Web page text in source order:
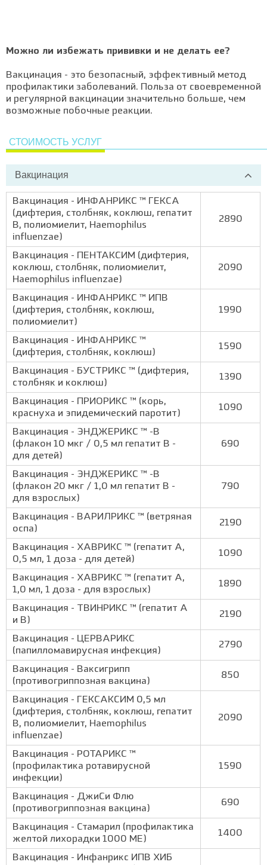
Можно ли избежать прививки и не делать ее?
Вакцинация - это безопасный, эффективный метод
профилактики заболеваний. Польза от своевременной
и регулярной вакцинации значительно больше, чем
возможные побочные реакции.
СТОИМОСТЬ УСЛУГ
Вакцинация
Вакцинация - ИНФАНРИКС ™ ГЕКСА
(дифтерия, столбняк, коклюш, гепатит
B, полиомиелит, Haemophilus
influenzae)
2890
Вакцинация - ПЕНТАКСИМ (дифтерия,
коклюш, столбняк, полиомиелит,
Haemophilus influenzae)
2090
Вакцинация - ИНФАНРИКС ™ ИПВ
(дифтерия, столбняк, коклюш,
полиомиелит)
1990
Вакцинация - ИНФАНРИКС ™
(дифтерия, столбняк, коклюш)
1590
Вакцинация - БУСТРИКС ™ (дифтерия,
столбняк и коклюш)
1390
Вакцинация - ПРИОРИКС ™ (корь,
краснуха и эпидемический паротит)
1090
Вакцинация - ЭНДЖЕРИКС ™ -В
(флакон 10 мкг / 0,5 мл гепатит В -
для детей)
690
Вакцинация - ЭНДЖЕРИКС ™ -В
(флакон 20 мкг / 1,0 мл гепатит В -
для взрослых)
790
Вакцинация - ВАРИЛРИКС ™ (ветряная
оспа)
2190
Вакцинация - ХАВРИКС ™ (гепатит A,
0,5 мл, 1 доза - для детей)
1090
Вакцинация - ХАВРИКС ™ (гепатит A,
1,0 мл, 1 доза - для взрослых)
1890
Вакцинация - ТВИНРИКС ™ (гепатит А
и В)
2190
Вакцинация - ЦЕРВАРИКС
(папилломавирусная инфекция)
2790
Вакцинация - Ваксигрипп
(противогриппозная вакцина)
850
Вакцинация - ГЕКСАКСИМ 0,5 мл
(дифтерия, столбняк, коклюш, гепатит
B, полиомиелит, Haemophilus
influenzae)
2090
Вакцинация - РОТАРИКС ™
(профилактика ротавирусной
инфекции)
1590
Вакцинация - ДжиСи Флю
(противогриппозная вакцина)
690
Вакцинация - Стамарил (профилактика
желтой лихорадки 1000 МЕ)
1400
Вакцинация - Инфанрикс ИПВ ХИБ